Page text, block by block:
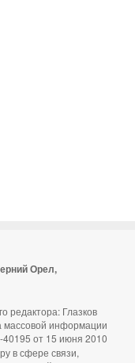
Орел,
редактора: Глазков
массовой информации
от 15 июня 2010
в сфере связи,